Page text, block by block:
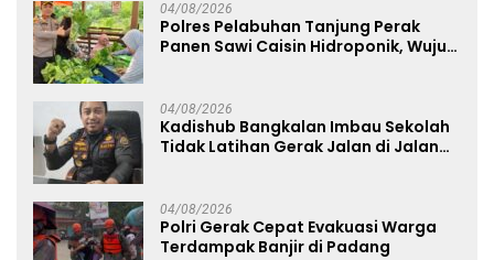
04/08/2026
Polres Pelabuhan Tanjung Perak
Panen Sawi Caisin Hidroponik, Wujud
04/08/2026
Kadishub Bangkalan Imbau Sekolah
Tidak Latihan Gerak Jalan di Jalan
04/08/2026
Polri Gerak Cepat Evakuasi Warga
Terdampak Banjir di Padang